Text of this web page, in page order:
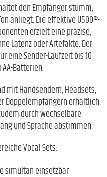
den Empfänger stumm,
anliegt. Die effektive U500®-
erzielt eine präzise,
Latenz oder Artefakte. Der
eine Sender-Laufzeit bis 10
Batterien.
mit Handsendern, Headsets,
Doppelempfängern erhältlich.
durch wechselbare
und Sprache abstimmen.
Vocal Sets:
simultan einsetzbar